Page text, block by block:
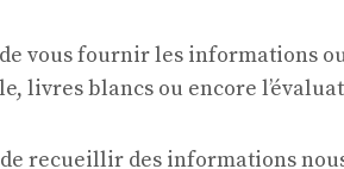
vous fournir les informations
livres blancs ou encore
recueillir des informations